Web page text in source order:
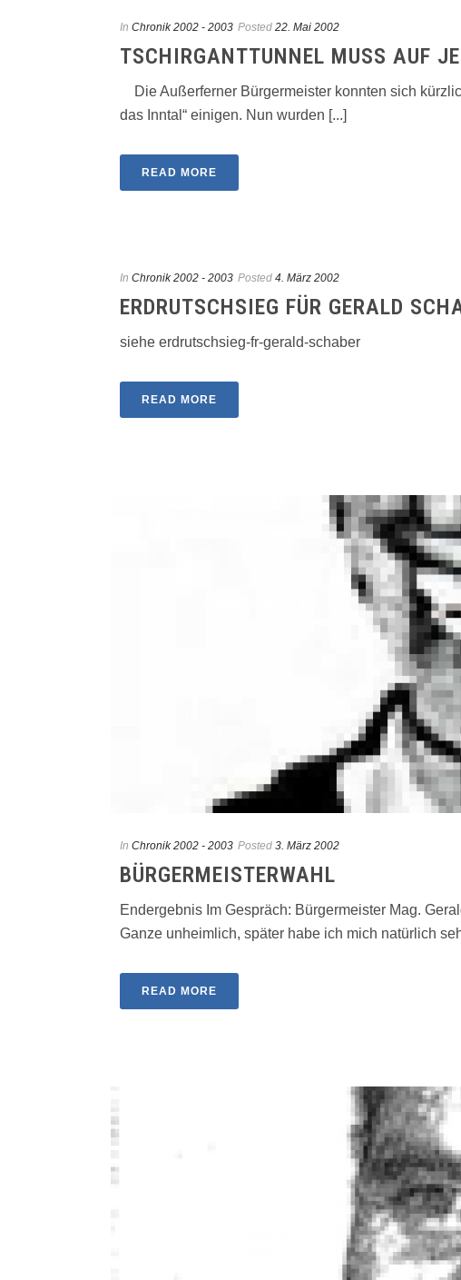
In Chronik 2002 - 2003 Posted 22. Mai 2002
TSCHIRGANTTUNNEL MUSS AUF
Die Außerferner Bürgermeister konnten sich
das Inntal“ einigen. Nun wurden [...]
READ MORE
In Chronik 2002 - 2003 Posted 4. März 2002
ERDRUTSCHSIEG FÜR GERALD
siehe erdrutschsieg-fr-gerald-schaber
READ MORE
In Chronik 2002 - 2003 Posted 3. März 2002
BÜRGERMEISTERWAHL
Endergebnis Im Gespräch: Bürgermeister Mag.
Ganze unheimlich, später habe ich mich natürlich
READ MORE